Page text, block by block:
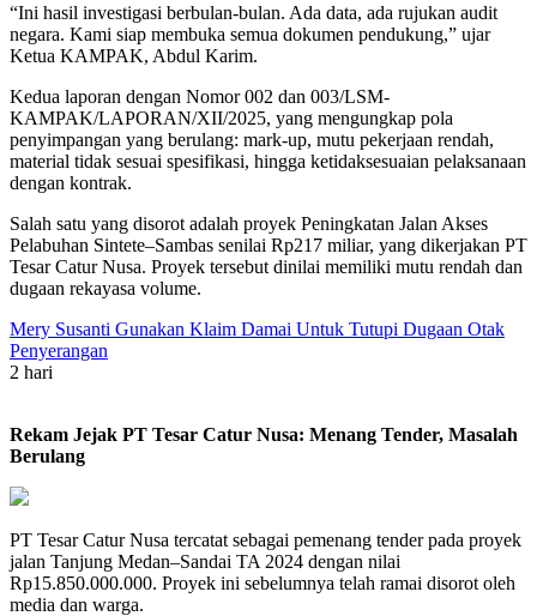
“Ini hasil investigasi berbulan-bulan. Ada data, ada rujukan audit
negara. Kami siap membuka semua dokumen pendukung,” ujar
Ketua KAMPAK, Abdul Karim.
Kedua laporan dengan Nomor 002 dan 003/LSM-
KAMPAK/LAPORAN/XII/2025, yang mengungkap pola
penyimpangan yang berulang: mark-up, mutu pekerjaan rendah,
material tidak sesuai spesifikasi, hingga ketidaksesuaian pelaksanaan
dengan kontrak.
Salah satu yang disorot adalah proyek Peningkatan Jalan Akses
Pelabuhan Sintete–Sambas senilai Rp217 miliar, yang dikerjakan PT
Tesar Catur Nusa. Proyek tersebut dinilai memiliki mutu rendah dan
dugaan rekayasa volume.
Mery Susanti Gunakan Klaim Damai Untuk Tutupi Dugaan Otak
Penyerangan
2 hari
Rekam Jejak PT Tesar Catur Nusa: Menang Tender, Masalah
Berulang
PT Tesar Catur Nusa tercatat sebagai pemenang tender pada proyek
jalan Tanjung Medan–Sandai TA 2024 dengan nilai
Rp15.850.000.000. Proyek ini sebelumnya telah ramai disorot oleh
media dan warga.